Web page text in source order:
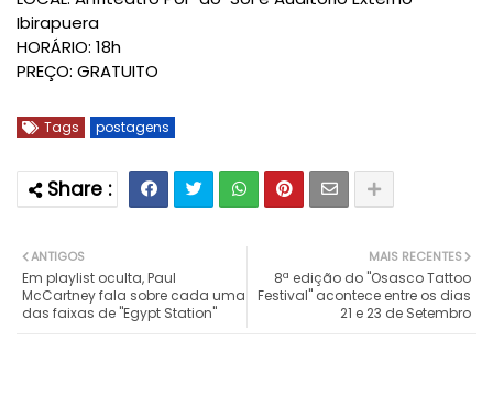
Ibirapuera
HORÁRIO: 18h
PREÇO: GRATUITO
Tags postagens
MAIS RECENTES
8ª edição do "Osasco Tattoo
Festival" acontece entre os dias
21 e 23 de Setembro
ANTIGOS
Em playlist oculta, Paul
McCartney fala sobre cada uma
das faixas de "Egypt Station"